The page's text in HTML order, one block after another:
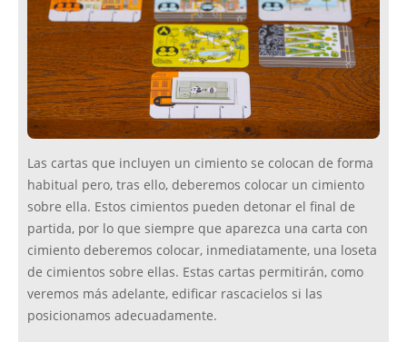
Las cartas que incluyen un cimiento se colocan de forma
habitual pero, tras ello, deberemos colocar un cimiento
sobre ella. Estos cimientos pueden detonar el final de
partida, por lo que siempre que aparezca una carta con
cimiento deberemos colocar, inmediatamente, una loseta
de cimientos sobre ellas. Estas cartas permitirán, como
veremos más adelante, edificar rascacielos si las
posicionamos adecuadamente.